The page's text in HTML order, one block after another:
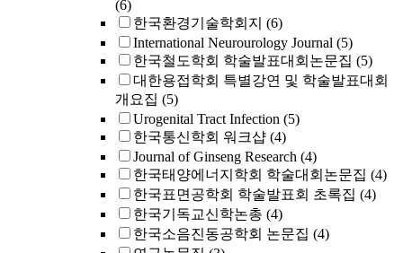
(6)
한국환경기술학회지 (6)
International Neurourology Journal (5)
한국철도학회 학술발표대회논문집 (5)
대한용접학회 특별강연 및 학술발표대회
개요집 (5)
Urogenital Tract Infection (5)
한국통신학회 워크샵 (4)
Journal of Ginseng Research (4)
한국태양에너지학회 학술대회논문집 (4)
한국표면공학회 학술발표회 초록집 (4)
한국기독교신학논총 (4)
한국소음진동공학회 논문집 (4)